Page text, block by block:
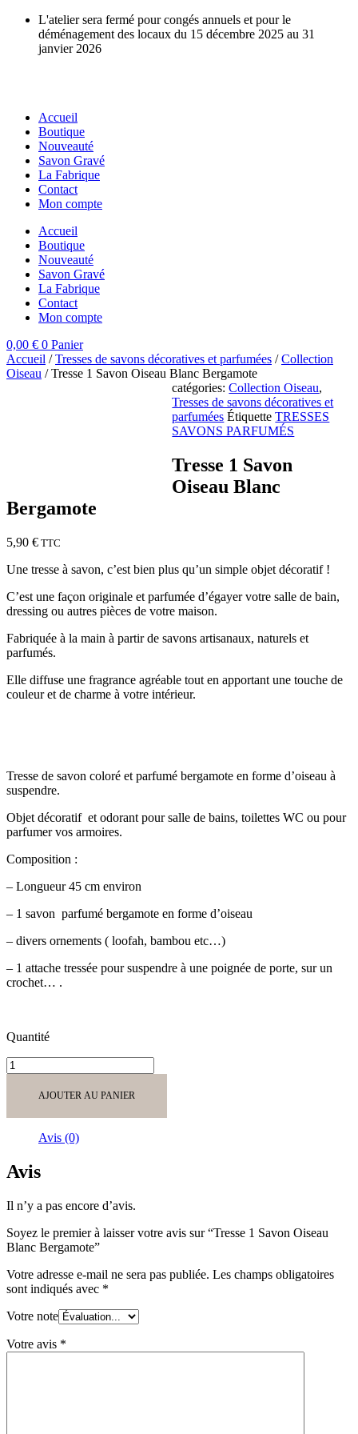
Aller
contenu
L'atelier sera fermé pour congés annuels et pour le
déménagement des locaux du 15 décembre 2025 au 31
janvier 2026
Accueil
Boutique
Nouveauté
Savon Gravé
La Fabrique
Contact
Mon compte
Accueil
Boutique
Nouveauté
Savon Gravé
La Fabrique
Contact
Mon compte
0,00 € 0 Panier
Accueil /Tresses de savons décoratives et parfumées /Collection
Oiseau / Tresse 1 Savon Oiseau Blanc Bergamote
catégories: Collection Oiseau,
Tresses de savons décoratives et
parfumées Étiquette TRESSES
SAVONS PARFUMÉS
Tresse 1 Savon
Oiseau Blanc
Bergamote
5,90 € TTC
Une tresse à savon, c’est bien plus qu’un simple objet décoratif !
C’est une façon originale et parfumée d’égayer votre salle de bain,
dressing ou autres pièces de votre maison.
Fabriquée à la main à partir de savons artisanaux, naturels et
parfumés.
Elle diffuse une fragrance agréable tout en apportant une touche de
couleur et de charme à votre intérieur.
Tresse de savon coloré et parfumé bergamote en forme d’oiseau à
suspendre.
Objet décoratif et odorant pour salle de bains, toilettes WC ou pour
parfumer vos armoires.
Composition :
– Longueur 45 cm environ
– 1 savon parfumé bergamote en forme d’oiseau
– divers ornements ( loofah, bambou etc…)
– 1 attache tressée pour suspendre à une poignée de porte, sur un
crochet… .
Quantité
quantité
de
Savon
Oiseau
Bergamote
AJOUTER AU PANIER
Avis (0)
Avis
Il n’y a pas encore d’avis.
Soyez le premier à laisser votre avis sur “Tresse 1 Savon Oiseau
Blanc Bergamote”
Votre adresse e-mail ne sera pas publiée. Les champs obligatoires
sont indiqués avec *
Votre note
Votre avis *